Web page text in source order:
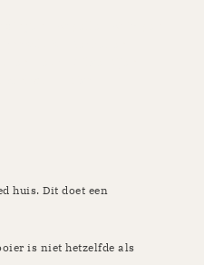
huis. Dit doet een
is niet hetzelfde als